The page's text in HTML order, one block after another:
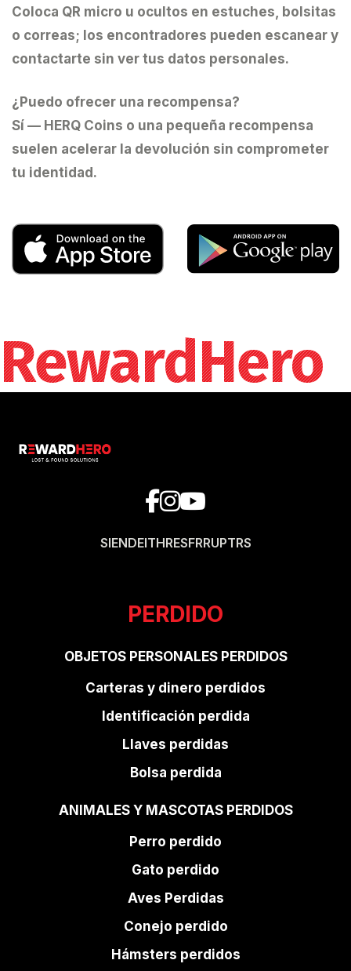
Coloca QR micro u ocultos en estuches, bolsitas
o correas; los encontradores pueden escanear y
contactarte sin ver tus datos personales.
¿Puedo ofrecer una recompensa?
Sí — HERQ Coins o una pequeña recompensa
suelen acelerar la devolución sin comprometer
tu identidad.
RewardHero
SIENDEITHRESFRRUPTRS
PERDIDO
OBJETOS PERSONALES PERDIDOS
Carteras y dinero perdidos
Identificación perdida
Llaves perdidas
Bolsa perdida
ANIMALES Y MASCOTAS PERDIDOS
Perro perdido
Gato perdido
Aves Perdidas
Conejo perdido
Hámsters perdidos